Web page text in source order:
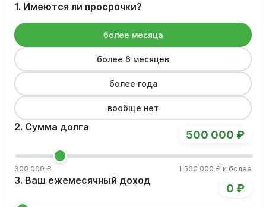
1. Имеются ли просрочки?
более месяца
более 6 месяцев
более года
вообще нет
2. Сумма долга
300 000 ₽ 1 500 000 ₽ и более
500 000 ₽
3. Ваш ежемесячный доход
0 ₽